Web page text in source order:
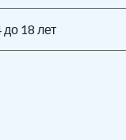
до 18 лет